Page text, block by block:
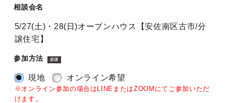
相談会名
5/27(土)・28(日)オープンハウス【安佐南区古市/分
譲住宅】
参加方法 必須
現地 オンライン希望
※オンライン参加の場合はLINEまたはZOOMにてご参加いただ
けます。